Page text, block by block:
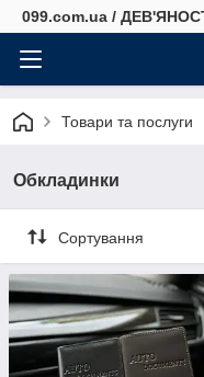
099.com.ua /
Товари та послуги
Обкладинки
Сортування